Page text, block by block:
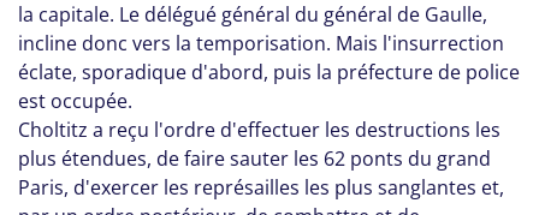
la capitale. Le délégué général du général de Gaulle,
incline donc vers la temporisation. Mais l'insurrection
éclate, sporadique d'abord, puis la préfecture de police
est occupée.
Choltitz a reçu l'ordre d'effectuer les destructions les
plus étendues, de faire sauter les 62 ponts du grand
Paris, d'exercer les représailles les plus sanglantes et,